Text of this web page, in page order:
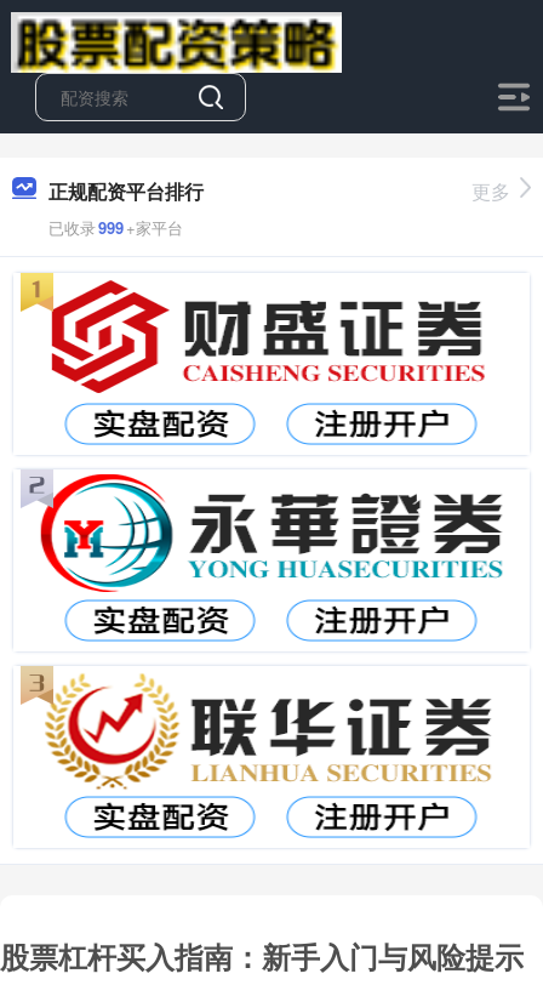
正规配资平台排行
已收录999+家平台
更多
股票杠杆买入指南：新手入门与风险提示